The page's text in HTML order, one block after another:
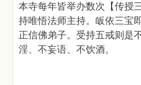
本寺每年皆举办数次【传授
持唯悟法师主持。皈依三宝
正信佛弟子。受持五戒则是
淫、不妄语、不饮酒。